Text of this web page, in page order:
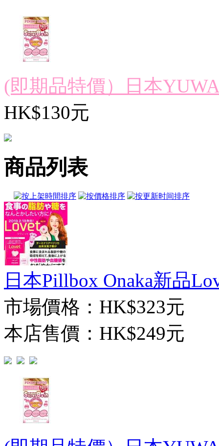
(即期品特價）日本
HK$130元
商品列表
日本Pillbox Onaka新品
市場價格： HK$323元
本店售價： HK$249元